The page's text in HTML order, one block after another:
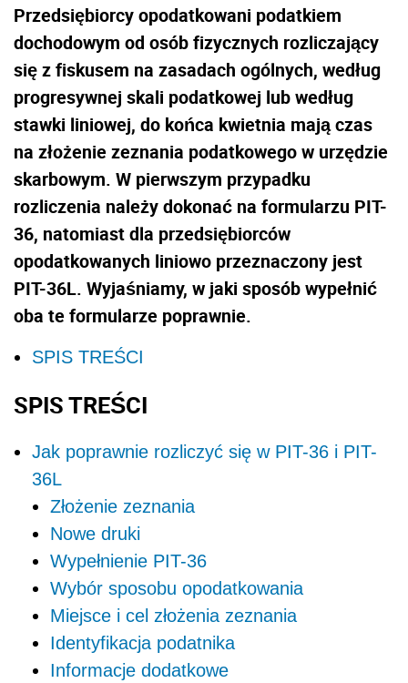
Przedsiębiorcy opodatkowani podatkiem
dochodowym od osób fizycznych rozliczający
się z fiskusem na zasadach ogólnych, według
progresywnej skali podatkowej lub według
stawki liniowej, do końca kwietnia mają czas
na złożenie zeznania podatkowego w urzędzie
skarbowym. W pierwszym przypadku
rozliczenia należy dokonać na formularzu PIT-
36, natomiast dla przedsiębiorców
opodatkowanych liniowo przeznaczony jest
PIT-36L. Wyjaśniamy, w jaki sposób wypełnić
oba te formularze poprawnie.
SPIS TREŚCI
SPIS TREŚCI
Jak poprawnie rozliczyć się w PIT-36 i PIT-
36L
Złożenie zeznania
Nowe druki
Wypełnienie PIT-36
Wybór sposobu opodatkowania
Miejsce i cel złożenia zeznania
Identyfikacja podatnika
Informacje dodatkowe